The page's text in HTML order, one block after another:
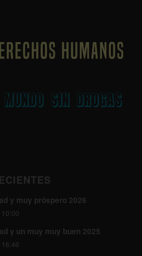
y muy próspero 2026
y un muy muy buen 2025